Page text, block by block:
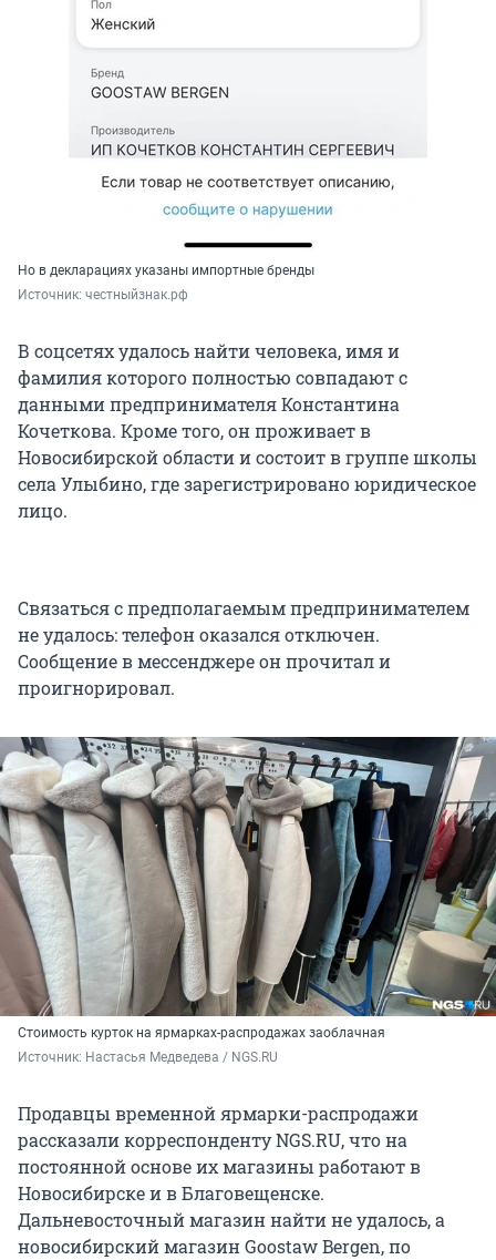
Но в декларациях указаны импортные бренды
Источник: честныйзнак.рф
В соцсетях удалось найти человека, имя и
фамилия которого полностью совпадают с
данными предпринимателя Константина
Кочеткова. Кроме того, он проживает в
Новосибирской области и состоит в группе школы
села Улыбино, где зарегистрировано юридическое
лицо.
Связаться с предполагаемым предпринимателем
не удалось: телефон оказался отключен.
Сообщение в мессенджере он прочитал и
проигнорировал.
Стоимость курток на ярмарках-распродажах заоблачная
Источник: Настасья Медведева / NGS.RU
Продавцы временной ярмарки-распродажи
рассказали корреспонденту NGS.RU, что на
постоянной основе их магазины работают в
Новосибирске и в Благовещенске.
Дальневосточный магазин найти не удалось, а
новосибирский магазин Goostaw Bergen, по